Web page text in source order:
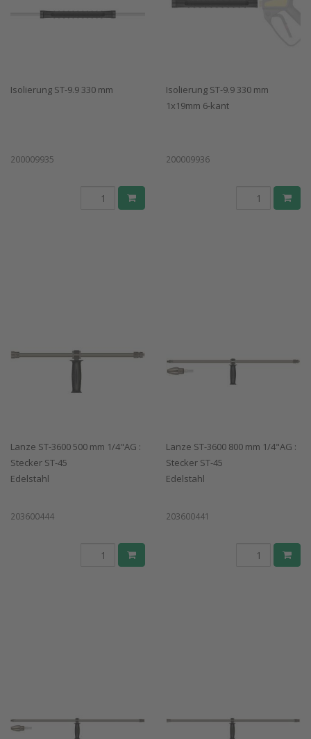
Isolierung ST-9.9 330 mm
200009935
Isolierung ST-9.9 330 mm
1x19mm 6-kant
200009936
Lanze ST-3600 500 mm 1/4"AG :
Stecker ST-45
Edelstahl
203600444
Lanze ST-3600 800 mm 1/4"AG :
Stecker ST-45
Edelstahl
203600441